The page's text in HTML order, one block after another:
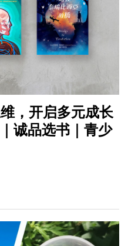
，开启多元成长
诚品选书｜青少